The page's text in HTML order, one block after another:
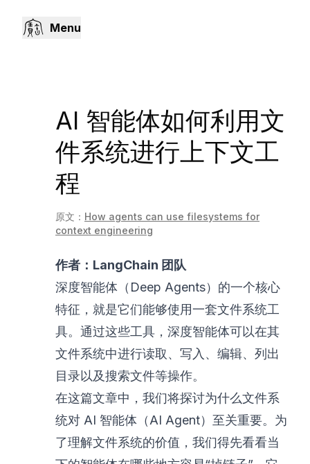
Menu
AI 智能体如何利用文
件系统进行上下文工
程
原文： How agents can use filesystems for
context engineering
作者：LangChain 团队
深度智能体 （Deep Agents）的一个核心
特征，就是它们能够使用一套文件系统工
具。通过这些工具，深度智能体可以在其
文件系统中进行读取、写入、编辑、列出
目录以及搜索文件等操作。
在这篇文章中，我们将探讨为什么文件系
统对 AI 智能体（AI Agent）至关重要。为
了理解文件系统的价值，我们得先看看当